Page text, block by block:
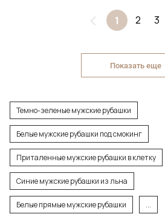
1 2 3
Показать еще
Темно-зеленые мужские рубашки
Белые мужские рубашки под смокинг
Приталенные мужские рубашки в клетку
Синие мужские рубашки из льна
Белые прямые мужские рубашки ...